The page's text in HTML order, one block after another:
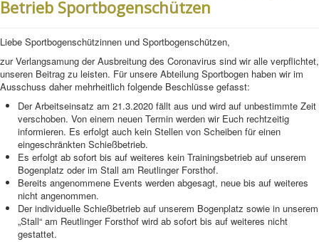
Downloads&Links
Kontakt
Betrieb Sportbogenschützen
Liebe Sportbogenschützinnen und Sportbogenschützen,
zur Verlangsamung der Ausbreitung des Coronavirus sind wir alle verpflichtet,
unseren Beitrag zu leisten. Für unsere Abteilung Sportbogen haben wir im
Ausschuss daher mehrheitlich folgende Beschlüsse gefasst:
Der Arbeitseinsatz am 21.3.2020 fällt aus und wird auf unbestimmte Zeit
verschoben. Von einem neuen Termin werden wir Euch rechtzeitig
informieren. Es erfolgt auch kein Stellen von Scheiben für einen
eingeschränkten Schießbetrieb.
Es erfolgt ab sofort bis auf weiteres kein Trainingsbetrieb auf unserem
Bogenplatz oder im Stall am Reutlinger Forsthof.
Bereits angenommene Events werden abgesagt, neue bis auf weiteres
nicht angenommen.
Der individuelle Schießbetrieb auf unserem Bogenplatz sowie in unserem
„Stall“ am Reutlinger Forsthof wird ab sofort bis auf weiteres nicht
gestattet.